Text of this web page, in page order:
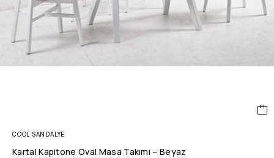
COOL SANDALYE
Kartal Kapitone Oval Masa Takımı – Beyaz